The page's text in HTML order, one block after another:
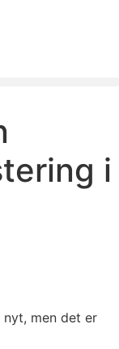
i
men det er